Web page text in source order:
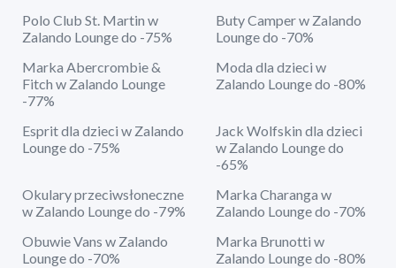
Polo Club St. Martin w
Zalando Lounge do -75%
Buty Camper w Zalando
Lounge do -70%
Marka Abercrombie &
Fitch w Zalando Lounge
-77%
Moda dla dzieci w
Zalando Lounge do -80%
Esprit dla dzieci w Zalando
Lounge do -75%
Jack Wolfskin dla dzieci
w Zalando Lounge do
-65%
Okulary przeciwsłoneczne
w Zalando Lounge do -79%
Marka Charanga w
Zalando Lounge do -70%
Obuwie Vans w Zalando
Lounge do -70%
Marka Brunotti w
Zalando Lounge do -80%